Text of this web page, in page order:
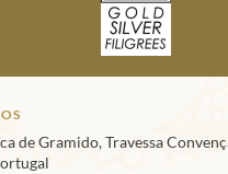
de Gramido, Travessa